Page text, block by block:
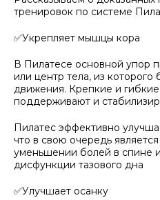
тренировок по системе
✅Укрепляет мышцы кора
В Пилатесе основной упор
или центр тела, из которого
движения. Крепкие и
поддерживают и
Пилатес эффективно
что в свою очередь
уменьшении болей в спине
дисфункции тазового дна
✅Улучшает осанку